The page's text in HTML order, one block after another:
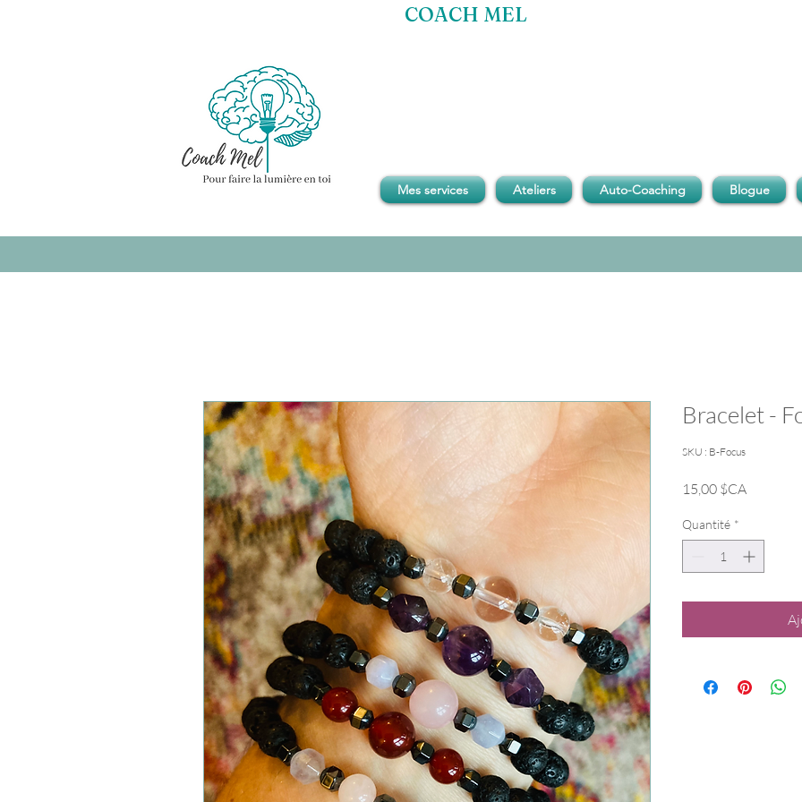
Mes services Ateliers Auto-Coaching Blogue
Bracelet -
SKU : B-Focus
15,00 $CAPrix
Quantité *
COACH MEL